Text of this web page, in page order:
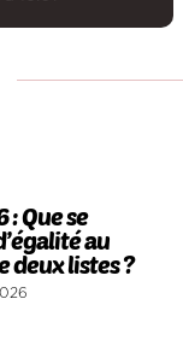
Que se
au
deux listes ?